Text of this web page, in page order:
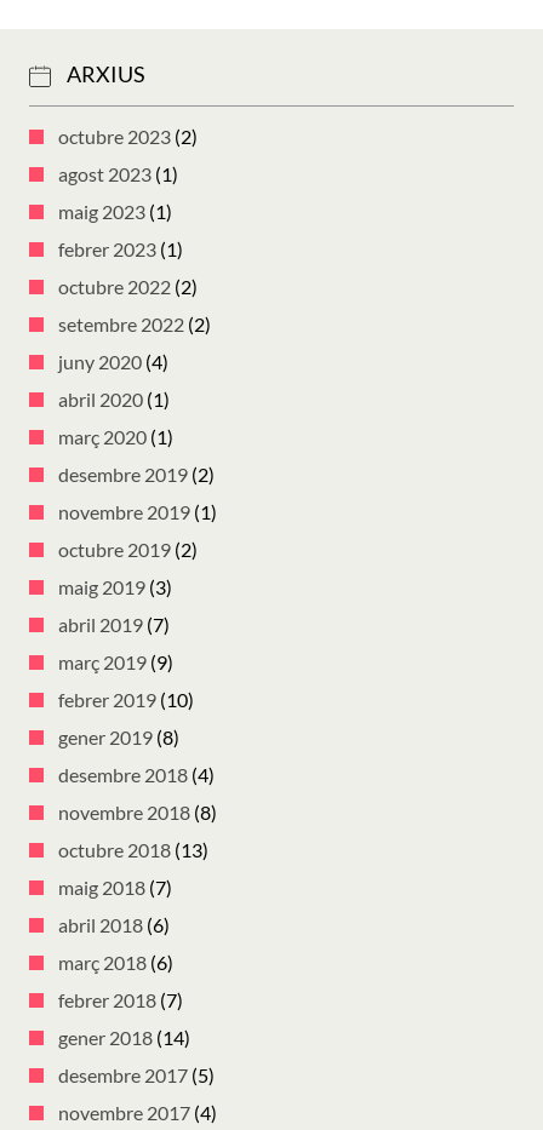
ARXIUS
octubre 2023 (2)
agost 2023 (1)
maig 2023 (1)
febrer 2023 (1)
octubre 2022 (2)
setembre 2022 (2)
juny 2020 (4)
abril 2020 (1)
març 2020 (1)
desembre 2019 (2)
novembre 2019 (1)
octubre 2019 (2)
maig 2019 (3)
abril 2019 (7)
març 2019 (9)
febrer 2019 (10)
gener 2019 (8)
desembre 2018 (4)
novembre 2018 (8)
octubre 2018 (13)
maig 2018 (7)
abril 2018 (6)
març 2018 (6)
febrer 2018 (7)
gener 2018 (14)
desembre 2017 (5)
novembre 2017 (4)